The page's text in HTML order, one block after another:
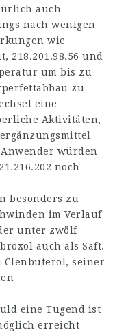
auch
nach wenigen
wie
218.201.98.56 und
um bis zu
zu
eine
Aktivitäten,
würden
noch
besonders zu
im Verlauf
unter zwölf
auch als Saft.
Clenbuterol, seiner
eine Tugend ist
erreicht